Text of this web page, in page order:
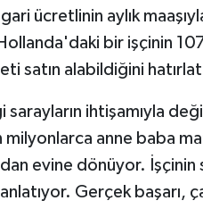
ücretlinin aylık
bir işçinin
satın alabildiğini
sarayların ihtişamıyla
milyonlarca anne baba
evine dönüyor.
Gerçek başarı,